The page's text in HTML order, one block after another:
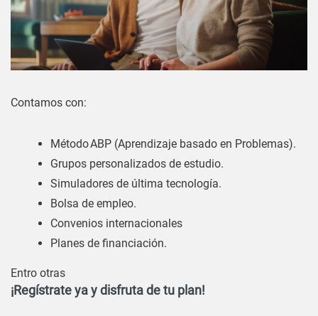
Contamos con:
Método ABP (Aprendizaje basado en Problemas).
Grupos personalizados de estudio.
Simuladores de última tecnología.
Bolsa de empleo.
Convenios internacionales
Planes de financiación.
Entro otras
¡Regístrate ya y disfruta de tu plan!